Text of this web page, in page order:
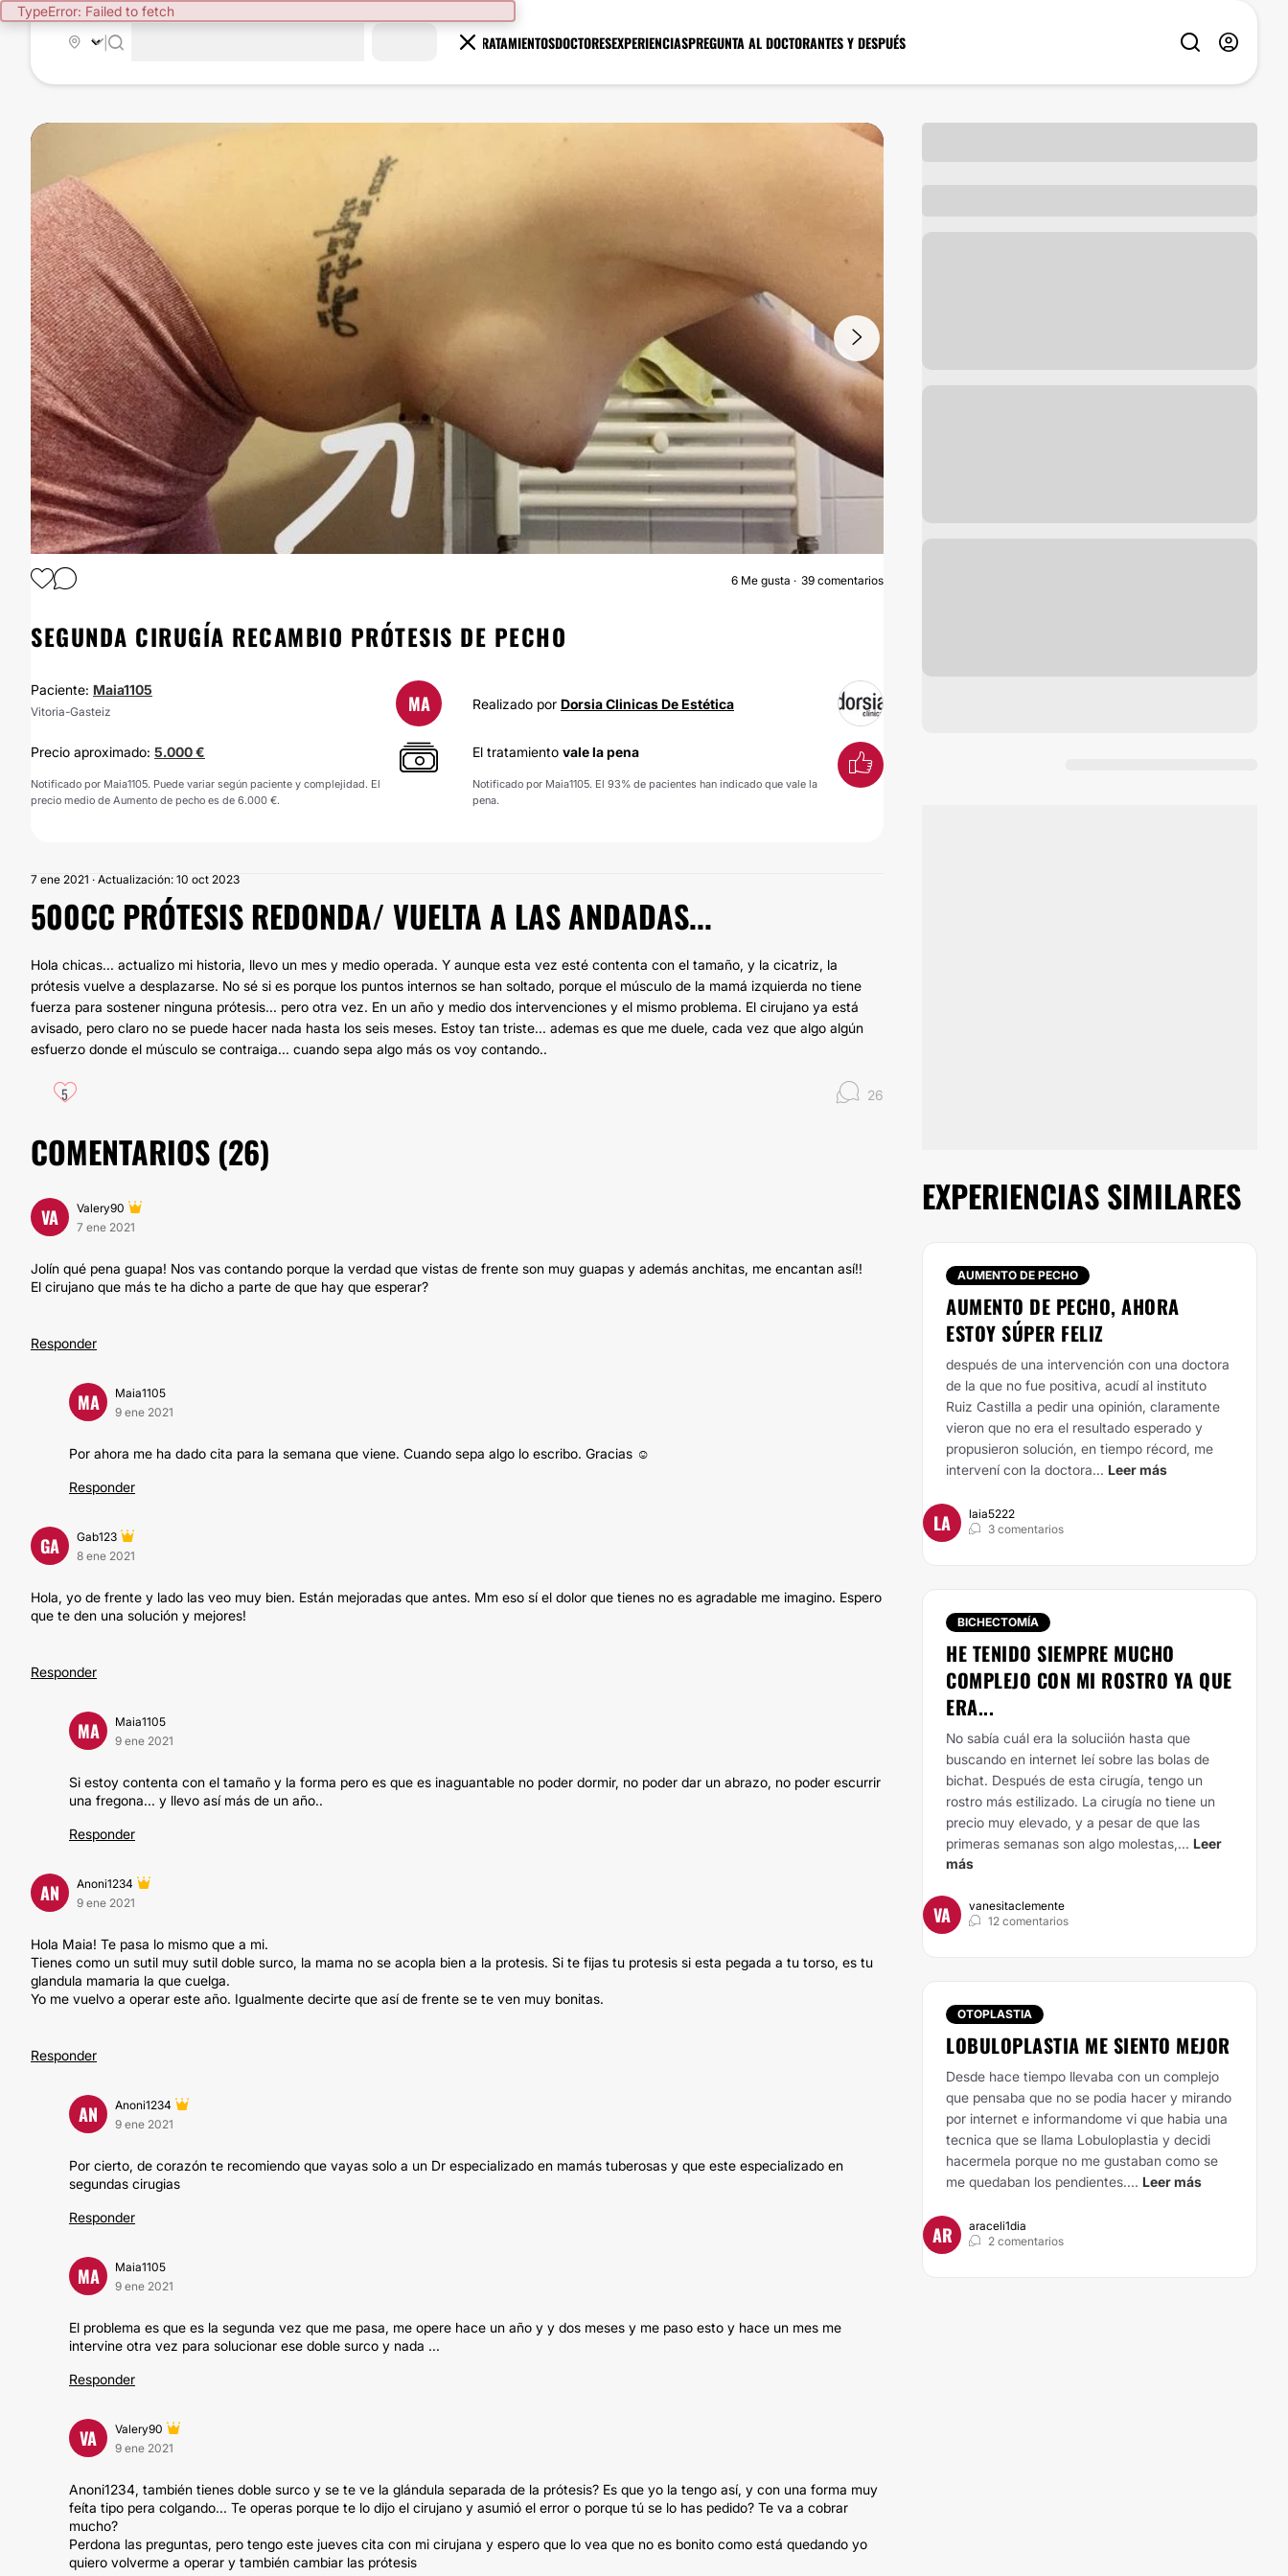
TypeError: Failed to fetch
TRATAMIENTOSDOCTORESEXPERIENCIASPREGUNTA AL DOCTORANTES Y DESPUÉS
AUMENTO DE PECHO
6 Me gusta 39 comentarios
SEGUNDA CIRUGÍA RECAMBIO PRÓTESIS DE PECHO
Paciente: Maia1105
Vitoria-Gasteiz MA Realizado por Dorsia Clinicas De Estética
Precio aproximado: 5.000 €
Notificado por Maia1105. Puede variar según paciente y complejidad. El
precio medio de Aumento de pecho es de 6.000 €.
El tratamiento vale la pena
Notificado por Maia1105. El 93% de pacientes han indicado que vale la
pena.
7 ene 2021 · Actualización: 10 oct 2023
500CC PRÓTESIS REDONDA/ VUELTA A LAS ANDADAS...
Hola chicas... actualizo mi historia, llevo un mes y medio operada. Y aunque esta vez esté contenta con el tamaño, y la cicatriz, la
prótesis vuelve a desplazarse. No sé si es porque los puntos internos se han soltado, porque el músculo de la mamá izquierda no tiene
fuerza para sostener ninguna prótesis... pero otra vez. En un año y medio dos intervenciones y el mismo problema. El cirujano ya está
avisado, pero claro no se puede hacer nada hasta los seis meses. Estoy tan triste... ademas es que me duele, cada vez que algo algún
esfuerzo donde el músculo se contraiga... cuando sepa algo más os voy contando..
5 26
COMENTARIOS (26)
VA
Valery90
7 ene 2021
Jolín qué pena guapa! Nos vas contando porque la verdad que vistas de frente son muy guapas y además anchitas, me encantan así!!
El cirujano que más te ha dicho a parte de que hay que esperar?
Responder
MA
Maia1105
9 ene 2021
Por ahora me ha dado cita para la semana que viene. Cuando sepa algo lo escribo. Gracias ☺️
Responder
GA
Gab123
8 ene 2021
Hola, yo de frente y lado las veo muy bien. Están mejoradas que antes. Mm eso sí el dolor que tienes no es agradable me imagino. Espero
que te den una solución y mejores!
Responder
MA
Maia1105
9 ene 2021
Si estoy contenta con el tamaño y la forma pero es que es inaguantable no poder dormir, no poder dar un abrazo, no poder escurrir
una fregona... y llevo así más de un año..
Responder
AN
Anoni1234
9 ene 2021
Hola Maia! Te pasa lo mismo que a mi.
Tienes como un sutil muy sutil doble surco, la mama no se acopla bien a la protesis. Si te fijas tu protesis si esta pegada a tu torso, es tu
glandula mamaria la que cuelga.
Yo me vuelvo a operar este año. Igualmente decirte que así de frente se te ven muy bonitas.
Responder
AN
Anoni1234
9 ene 2021
Por cierto, de corazón te recomiendo que vayas solo a un Dr especializado en mamás tuberosas y que este especializado en
segundas cirugias
Responder
MA
Maia1105
9 ene 2021
El problema es que es la segunda vez que me pasa, me opere hace un año y y dos meses y me paso esto y hace un mes me
intervine otra vez para solucionar ese doble surco y nada ...
Responder
VA
Valery90
9 ene 2021
Anoni1234, también tienes doble surco y se te ve la glándula separada de la prótesis? Es que yo la tengo así, y con una forma muy
feíta tipo pera colgando... Te operas porque te lo dijo el cirujano y asumió el error o porque tú se lo has pedido? Te va a cobrar
mucho?
Perdona las preguntas, pero tengo este jueves cita con mi cirujana y espero que lo vea que no es bonito como está quedando yo
quiero volverme a operar y también cambiar las prótesis
EXPERIENCIAS SIMILARES
AUMENTO DE PECHO
AUMENTO DE PECHO, AHORA
ESTOY SÚPER FELIZ
después de una intervención con una doctora
de la que no fue positiva, acudí al instituto
Ruiz Castilla a pedir una opinión, claramente
vieron que no era el resultado esperado y
propusieron solución, en tiempo récord, me
intervení con la doctora... Leer más
LA
laia5222
3 comentarios
BICHECTOMÍA
HE TENIDO SIEMPRE MUCHO
COMPLEJO CON MI ROSTRO YA QUE
ERA...
No sabía cuál era la soluciión hasta que
buscando en internet leí sobre las bolas de
bichat. Después de esta cirugía, tengo un
rostro más estilizado. La cirugía no tiene un
precio muy elevado, y a pesar de que las
primeras semanas son algo molestas,... Leer
más
VA
vanesitaclemente
12 comentarios
OTOPLASTIA
LOBULOPLASTIA ME SIENTO MEJOR
Desde hace tiempo llevaba con un complejo
que pensaba que no se podia hacer y mirando
por internet e informandome vi que habia una
tecnica que se llama Lobuloplastia y decidi
hacermela porque no me gustaban como se
me quedaban los pendientes.... Leer más
AR
araceli1dia
2 comentarios